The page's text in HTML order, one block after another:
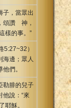
子，當眾出
頌讚 神，
樣的事。”
5:27~32）
海邊；眾人
們。
勒腓的兒子
他說：“來
耶穌。